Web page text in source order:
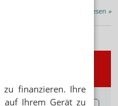
finanzieren. Ihre
auf Ihrem Gerät zu
Alle Porträts lesen »